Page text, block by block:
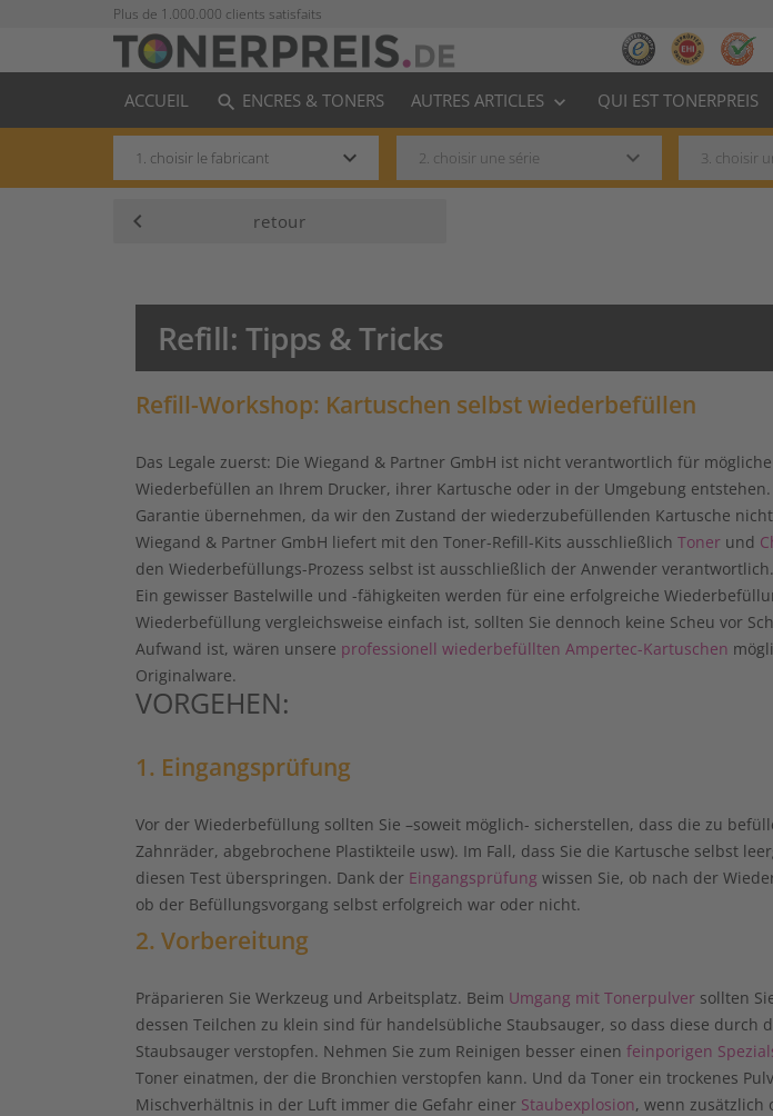
Plus de 1.000.000 clients satisfaits
ACCUEIL search ENCRES & TONERS AUTRES ARTICLES keyboard_arrow_down QUI EST TONERPREIS
keyboard_arrow_down keyboard_arrow_down
retour
keyboard_arrow_left
Refill: Tipps & Tricks
Refill-Workshop: Kartuschen selbst wiederbefüllen
Das Legale zuerst: Die Wiegand & Partner GmbH ist nicht verantwortlich für
Wiederbefüllen an Ihrem Drucker, ihrer Kartusche oder in der Umgebung
Garantie übernehmen, da wir den Zustand der wiederzubefüllenden Kartusche
Wiegand & Partner GmbH liefert mit den Toner-Refill-Kits ausschließlich Toner und
den Wiederbefüllungs-Prozess selbst ist ausschließlich der Anwender verantwortlich.
Ein gewisser Bastelwille und -fähigkeiten werden für eine erfolgreiche
Wiederbefüllung vergleichsweise einfach ist, sollten Sie dennoch keine Scheu vor
Aufwand ist, wären unsere professionell wiederbefüllten Ampertec-Kartuschen
Originalware.
VORGEHEN:
1. Eingangsprüfung
Vor der Wiederbefüllung sollten Sie –soweit möglich- sicherstellen, dass die zu
Zahnräder, abgebrochene Plastikteile usw). Im Fall, dass Sie die Kartusche selbst
diesen Test überspringen. Dank der Eingangsprüfung wissen Sie, ob nach der
ob der Befüllungsvorgang selbst erfolgreich war oder nicht.
2. Vorbereitung
Präparieren Sie Werkzeug und Arbeitsplatz. Beim Umgang mit Tonerpulver sollten
dessen Teilchen zu klein sind für handelsübliche Staubsauger, so dass diese
Staubsauger verstopfen. Nehmen Sie zum Reinigen besser einen feinporigen
Toner einatmen, der die Bronchien verstopfen kann. Und da Toner ein trockenes
Mischverhältnis in der Luft immer die Gefahr einer Staubexplosion, wenn zusätzlich